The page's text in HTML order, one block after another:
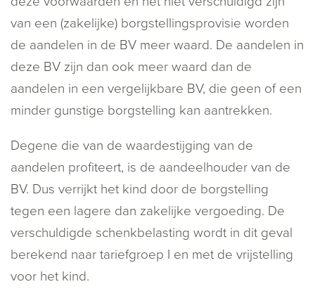
van een (zakelijke) borgstellingsprovisie worden
de aandelen in de BV meer waard. De aandelen in
deze BV zijn dan ook meer waard dan de
aandelen in een vergelijkbare BV, die geen of een
minder gunstige borgstelling kan aantrekken.
Degene die van de waardestijging van de
aandelen profiteert, is de aandeelhouder van de
BV. Dus verrijkt het kind door de borgstelling
tegen een lagere dan zakelijke vergoeding. De
verschuldigde schenkbelasting wordt in dit geval
berekend naar tariefgroep I en met de vrijstelling
voor het kind.